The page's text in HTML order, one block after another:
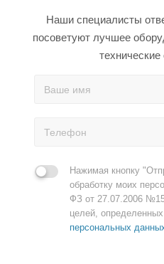
Наши специалисты
посоветуют лучшее
Нажимая кнопку
обработку моих
ФЗ от 27.07.2006
целей, определенных
персональных